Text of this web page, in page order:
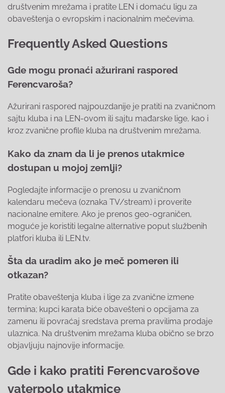
društvenim mrežama i pratite LEN i domaću ligu za
obaveštenja o evropskim i nacionalnim mečevima.
Frequently Asked Questions
Gde mogu pronaći ažurirani raspored
Ferencvaroša?
Ažurirani raspored najpouzdanije je pratiti na zvaničnom
sajtu kluba i na LEN-ovom ili sajtu mađarske lige, kao i
kroz zvanične profile kluba na društvenim mrežama.
Kako da znam da li je prenos utakmice
dostupan u mojoj zemlji?
Pogledajte informacije o prenosu u zvaničnom
kalendaru mečeva (oznaka TV/stream) i proverite
nacionalne emitere. Ako je prenos geo-ograničen,
moguće je koristiti legalne alternative poput službenih
platfori kluba ili LEN.tv.
Šta da uradim ako je meč pomeren ili
otkazan?
Pratite obaveštenja kluba i lige za zvanične izmene
termina; kupci karata biće obavešteni o opcijama za
zamenu ili povraćaj sredstava prema pravilima prodaje
ulaznica. Na društvenim mrežama kluba obično se brzo
objavljuju najnovije informacije.
Gde i kako pratiti Ferencvarošove
vaterpolo utakmice